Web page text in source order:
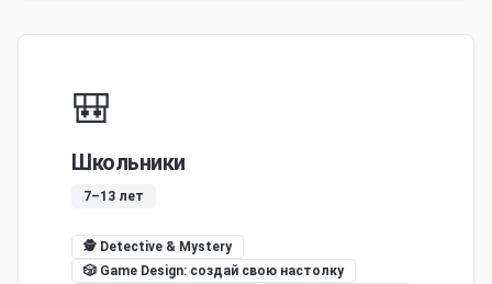
🎒
Школьники
7–13 лет
🕵️ Detective & Mystery
🎲 Game Design: создай свою настолку